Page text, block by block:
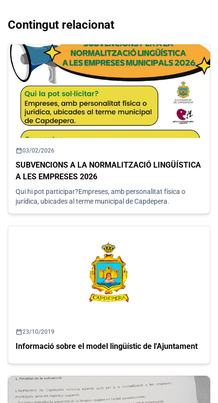
Contingut relacionat
calendar_today03/02/2026
SUBVENCIONS A LA NORMALITZACIÓ LINGÜÍSTICA
A LES EMPRESES 2026
Qui hi pot participar?Empreses, amb personalitat física o
jurídica, ubicades al terme municipal de Capdepera.
calendar_today23/10/2019
Informació sobre el model lingüístic de l'Ajuntament